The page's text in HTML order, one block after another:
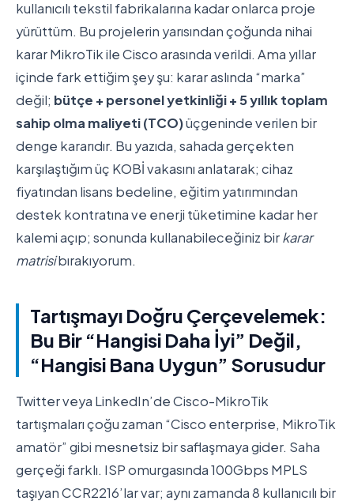
kullanıcılı tekstil fabrikalarına kadar onlarca proje
yürüttüm. Bu projelerin yarısından çoğunda nihai
karar MikroTik ile Cisco arasında verildi. Ama yıllar
içinde fark ettiğim şey şu: karar aslında “marka”
değil; bütçe + personel yetkinliği + 5 yıllık toplam
sahip olma maliyeti (TCO)üçgeninde verilen bir
denge kararıdır. Bu yazıda, sahada gerçekten
karşılaştığım üç KOBİ vakasını anlatarak; cihaz
fiyatından lisans bedeline, eğitim yatırımından
destek kontratına ve enerji tüketimine kadar her
kalemi açıp; sonunda kullanabileceğiniz birkarar
matrisibırakıyorum.
Tartışmayı Doğru Çerçevelemek:
Bu Bir “Hangisi Daha İyi” Değil,
“Hangisi Bana Uygun” Sorusudur
Twitter veya LinkedIn’de Cisco-MikroTik
tartışmaları çoğu zaman “Cisco enterprise, MikroTik
amatör” gibi mesnetsiz bir saflaşmaya gider. Saha
gerçeği farklı. ISP omurgasında 100Gbps MPLS
taşıyan CCR2216’lar var; aynı zamanda 8 kullanıcılı bir